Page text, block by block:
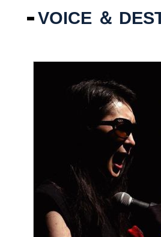
VOICE ＆